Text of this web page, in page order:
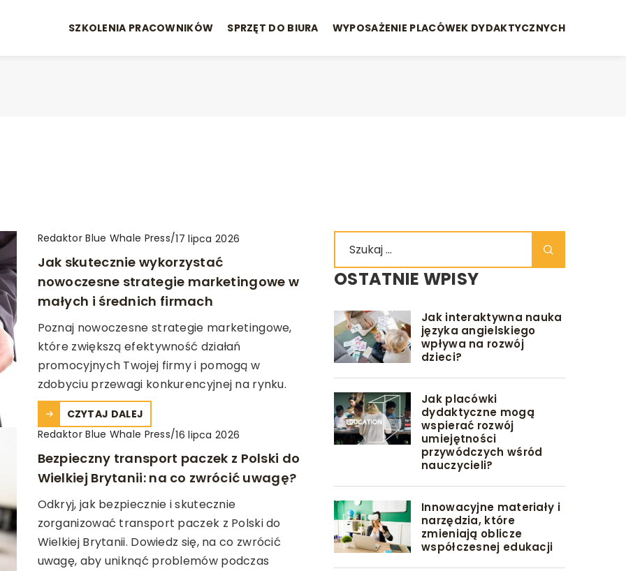
SZKOLENIA PRACOWNIKÓW SPRZĘT DO BIURA WYPOSAŻENIE PLACÓWEK DYDAKTYCZNYCH
Redaktor Blue Whale Press/17 lipca 2026
Jak skutecznie wykorzystać
nowoczesne strategie marketingowe w
małych i średnich firmach
Poznaj nowoczesne strategie marketingowe,
które zwiększą efektywność działań
promocyjnych Twojej firmy i pomogą w
zdobyciu przewagi konkurencyjnej na rynku.
CZYTAJ DALEJ
Redaktor Blue Whale Press/16 lipca 2026
Bezpieczny transport paczek z Polski do
Wielkiej Brytanii: na co zwrócić uwagę?
Odkryj, jak bezpiecznie i skutecznie
zorganizować transport paczek z Polski do
Wielkiej Brytanii. Dowiedz się, na co zwrócić
uwagę, aby uniknąć problemów podczas
OSTATNIE WPISY
Jak interaktywna nauka
języka angielskiego
wpływa na rozwój
dzieci?
Jak placówki
dydaktyczne mogą
wspierać rozwój
umiejętności
przywódczych wśród
nauczycieli?
Innowacyjne materiały i
narzędzia, które
zmieniają oblicze
współczesnej edukacji